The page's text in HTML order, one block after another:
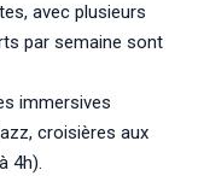
avec plusieurs
par semaine sont
immersives
croisières aux
4h).